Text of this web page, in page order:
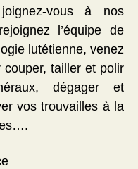
vous à nos
l’équipe de
lutétienne, venez
couper, tailler et polir
dégager et
vos trouvailles à la